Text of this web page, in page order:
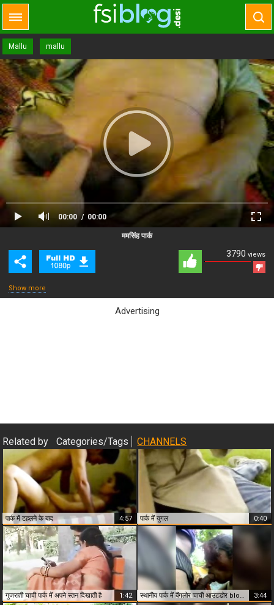
Mallu mallu
00:00 00:00
3790 views
ममसिंह पार्क
Show more
Advertising
Related by Categories/Tags CHANNELS
पार्क में टहलने के बाद 4:57 पार्क में युगल 0:40
गुजराती चाची पार्क में अपने स्तन दिखाती है 1:42 स्थानीय पार्क में बैंगलोर चाची आउटडोर blowjob 3:44